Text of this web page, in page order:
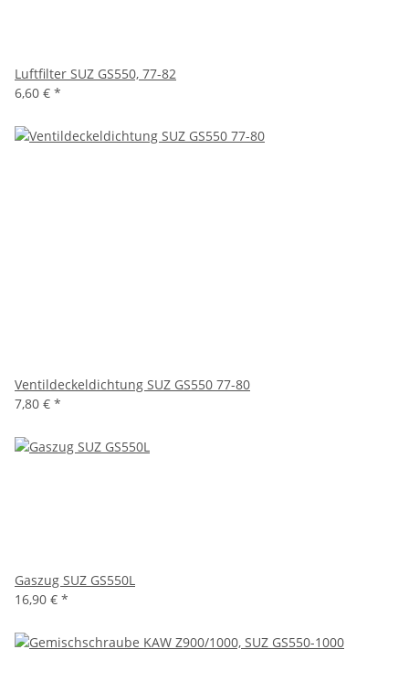
Luftfilter SUZ GS550, 77-82
6,60 € *
Ventildeckeldichtung SUZ GS550 77-80
7,80 € *
Gaszug SUZ GS550L
16,90 € *